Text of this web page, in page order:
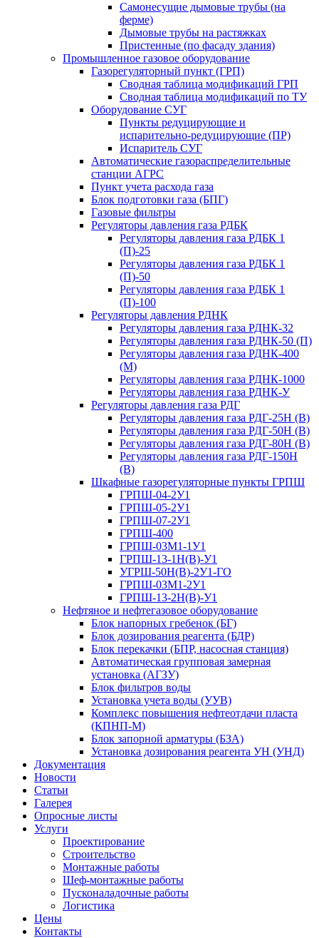
Самонесущие дымовые трубы (на
ферме)
Дымовые трубы на растяжках
Пристенные (по фасаду здания)
Промышленное газовое оборудование
Газорегуляторный пункт (ГРП)
Сводная таблица модификаций ГРП
Сводная таблица модификаций по ТУ
Оборудование СУГ
Пункты редуцирующие и
испарительно-редуцирующие (ПР)
Испаритель СУГ
Автоматические газораспределительные
станции АГРС
Пункт учета расхода газа
Блок подготовки газа (БПГ)
Газовые фильтры
Регуляторы давления газа РДБК
Регуляторы давления газа РДБК 1
(П)-25
Регуляторы давления газа РДБК 1
(П)-50
Регуляторы давления газа РДБК 1
(П)-100
Регуляторы давления РДНК
Регуляторы давления газа РДНК-32
Регуляторы давления газа РДНК-50 (П)
Регуляторы давления газа РДНК-400
(М)
Регуляторы давления газа РДНК-1000
Регуляторы давления газа РДНК-У
Регуляторы давления газа РДГ
Регуляторы давления газа РДГ-25Н (В)
Регуляторы давления газа РДГ-50Н (В)
Регуляторы давления газа РДГ-80Н (В)
Регуляторы давления газа РДГ-150Н
(В)
Шкафные газорегуляторные пункты ГРПШ
ГРПШ-04-2У1
ГРПШ-05-2У1
ГРПШ-07-2У1
ГРПШ-400
ГРПШ-03М1-1У1
ГРПШ-13-1Н(В)-У1
УГРШ-50Н(В)-2У1-ГО
ГРПШ-03М1-2У1
ГРПШ-13-2Н(В)-У1
Нефтяное и нефтегазовое оборудование
Блок напорных гребенок (БГ)
Блок дозирования реагента (БДР)
Блок перекачки (БПР, насосная станция)
Автоматическая групповая замерная
установка (АГЗУ)
Блок фильтров воды
Установка учета воды (УУВ)
Комплекс повышения нефтеотдачи пласта
(КПНП-М)
Блок запорной арматуры (БЗА)
Установка дозирования реагента УН (УНД)
Документация
Новости
Статьи
Галерея
Опросные листы
Услуги
Проектирование
Строительство
Монтажные работы
Шеф-монтажные работы
Пусконаладочные работы
Логистика
Цены
Контакты